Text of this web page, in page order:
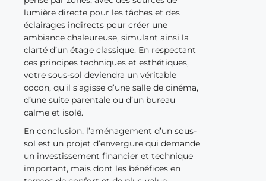
lumière directe pour les tâches et des
éclairages indirects pour créer une
ambiance chaleureuse, simulant ainsi la
clarté d’un étage classique. En respectant
ces principes techniques et esthétiques,
votre sous-sol deviendra un véritable
cocon, qu’il s’agisse d’une salle de cinéma,
d’une suite parentale ou d’un bureau
calme et isolé.
En conclusion, l’aménagement d’un sous-
sol est un projet d’envergure qui demande
un investissement financier et technique
important, mais dont les bénéfices en